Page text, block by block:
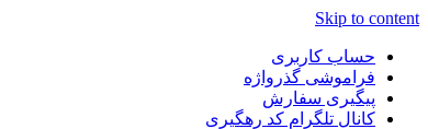
Skip to content
حساب کاربری
فراموشی گذرواژه
پیگیری سفارش
کانال تلگرام کد رهگیری